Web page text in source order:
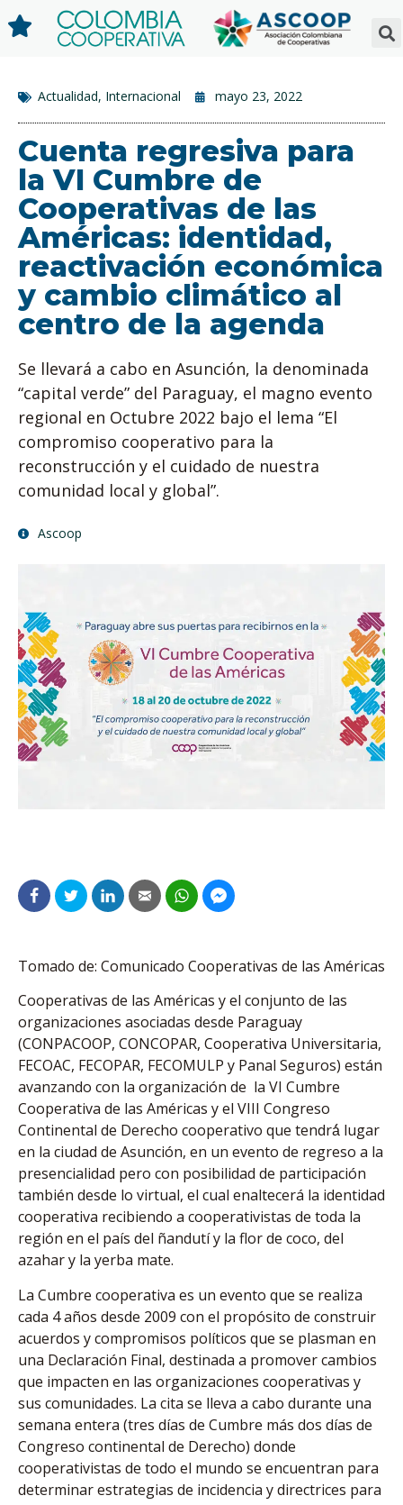
Actualidad, Internacional mayo 23, 2022
Cuenta regresiva para
la VI Cumbre de
Cooperativas de las
Américas: identidad,
reactivación económica
y cambio climático al
centro de la agenda
Se llevará a cabo en Asunción, la denominada
“capital verde” del Paraguay, el magno evento
regional en Octubre 2022 bajo el lema “El
compromiso cooperativo para la
reconstrucción y el cuidado de nuestra
comunidad local y global”.
Ascoop
Tomado de: Comunicado Cooperativas de las Américas
Cooperativas de las Américas y el conjunto de las
organizaciones asociadas desde Paraguay
(CONPACOOP, CONCOPAR, Cooperativa Universitaria,
FECOAC, FECOPAR, FECOMULP y Panal Seguros) están
avanzando con la organización de la VI Cumbre
Cooperativa de las Américas y el VIII Congreso
Continental de Derecho cooperativo que tendrá́ lugar
en la ciudad de Asunción, en un evento de regreso a la
presencialidad pero con posibilidad de participación
también desde lo virtual, el cual enaltecerá la identidad
cooperativa recibiendo a cooperativistas de toda la
región en el país del ñandutí y la flor de coco, del
azahar y la yerba mate.
La Cumbre cooperativa es un evento que se realiza
cada 4 años desde 2009 con el propósito de construir
acuerdos y compromisos políticos que se plasman en
una Declaración Final, destinada a promover cambios
que impacten en las organizaciones cooperativas y
sus comunidades. La cita se lleva a cabo durante una
semana entera (tres días de Cumbre más dos días de
Congreso continental de Derecho) donde
cooperativistas de todo el mundo se encuentran para
determinar estrategias de incidencia y directrices para